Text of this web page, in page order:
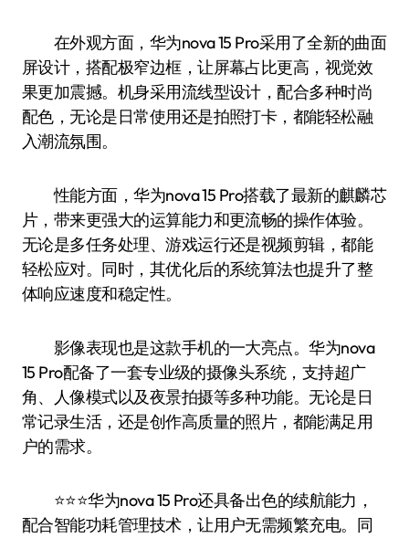
在外观方面，华为nova 15 Pro采用了全新的曲面
屏设计，搭配极窄边框，让屏幕占比更高，视觉效
果更加震撼。机身采用流线型设计，配合多种时尚
配色，无论是日常使用还是拍照打卡，都能轻松融
入潮流氛围。
性能方面，华为nova 15 Pro搭载了最新的麒麟芯
片，带来更强大的运算能力和更流畅的操作体验。
无论是多任务处理、游戏运行还是视频剪辑，都能
轻松应对。同时，其优化后的系统算法也提升了整
体响应速度和稳定性。
影像表现也是这款手机的一大亮点。华为nova
15 Pro配备了一套专业级的摄像头系统，支持超广
角、人像模式以及夜景拍摄等多种功能。无论是日
常记录生活，还是创作高质量的照片，都能满足用
户的需求。
⭐️⭐️⭐️华为nova 15 Pro还具备出色的续航能力，
配合智能功耗管理技术，让用户无需频繁充电。同